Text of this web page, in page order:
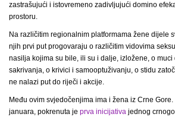
zastrašujući i istovremeno zadivljujući domino
prostoru.
Na različitim regionalnim platformama žene dijele
njih prvi put progovaraju o različitim vidovima
nasilja kojima su bile, ili su i dalje, izložene, o muci
sakrivanja, o krivici i samooptuživanju, o stidu
ne nalazi put do riječi i akcije.
Među ovim svjedočenjima ima i žena iz Crne
januara, pokrenuta je prva inicijativa jednog